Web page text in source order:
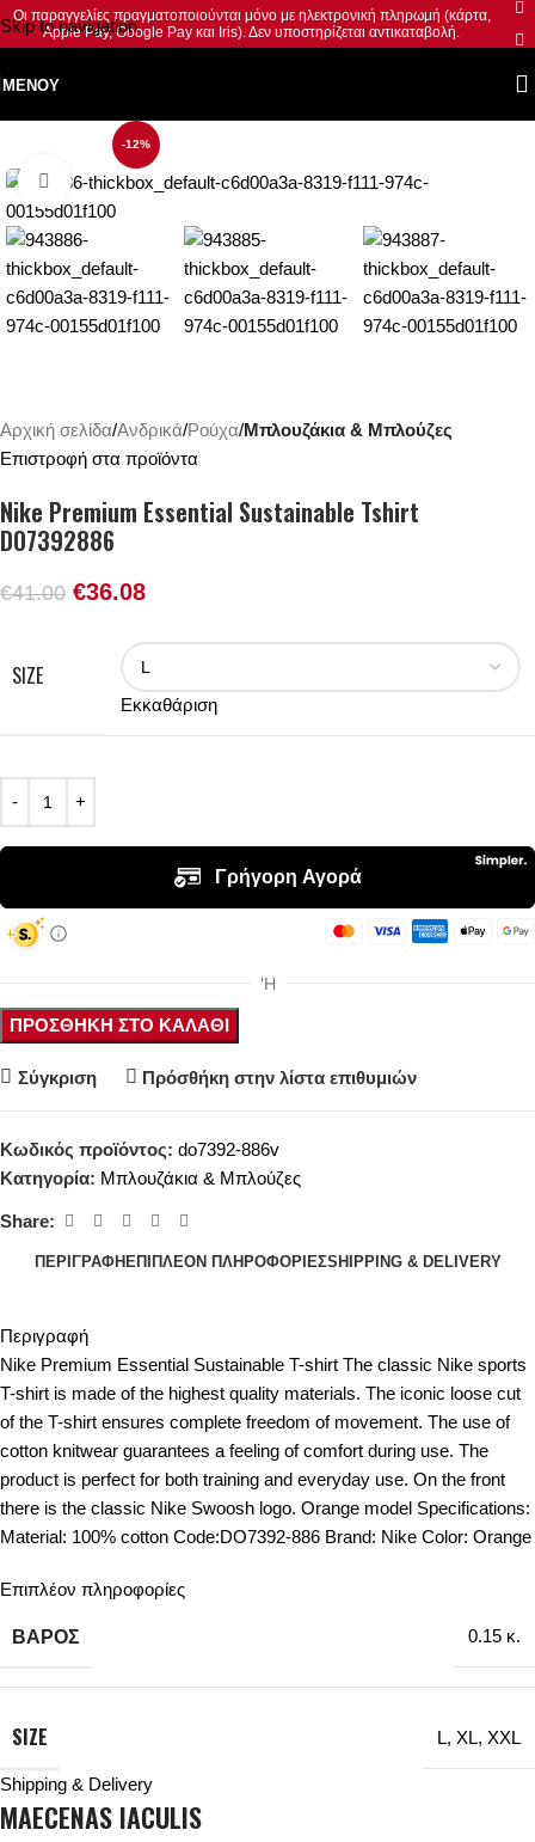
Skip to navigation
Skip to main content
Οι παραγγελίες πραγματοποιούνται μόνο με ηλεκτρονική πληρωμή (κάρτα,
Apple Pay, Google Pay και Iris). Δεν υποστηρίζεται αντικαταβολή.
ΜΕΝΟΎ
-12%
Κλικ για μεγέθυνση
Αρχική σελίδα Ανδρικά Ρούχα Μπλουζάκια & Μπλούζες
Επιστροφή στα προϊόντα
Nike Premium Essential Sustainable Tshirt
DO7392886
€41.00 €36.08
SIZE
Εκκαθάριση
ΠΡΟΣΘΉΚΗ ΣΤΟ ΚΑΛΆΘΙ
Σύγκριση Πρόσθήκη στην λίστα επιθυμιών
Κωδικός προϊόντος: do7392-886v
Κατηγορία: Μπλουζάκια & Μπλούζες
Share:
ΠΕΡΙΓΡΑΦΉ ΕΠΙΠΛΈΟΝ ΠΛΗΡΟΦΟΡΊΕΣSHIPPING & DELIVERY
Περιγραφή
Nike Premium Essential Sustainable T-shirt The classic Nike sports
T-shirt is made of the highest quality materials. The iconic loose cut
of the T-shirt ensures complete freedom of movement. The use of
cotton knitwear guarantees a feeling of comfort during use. The
product is perfect for both training and everyday use. On the front
there is the classic Nike Swoosh logo. Orange model Specifications:
Material: 100% cotton Code:DO7392-886 Brand: Nike Color: Orange
Επιπλέον πληροφορίες
ΒΆΡΟΣ 0.15 κ.
SIZE L, XL, XXL
Shipping & Delivery
MAECENAS IACULIS